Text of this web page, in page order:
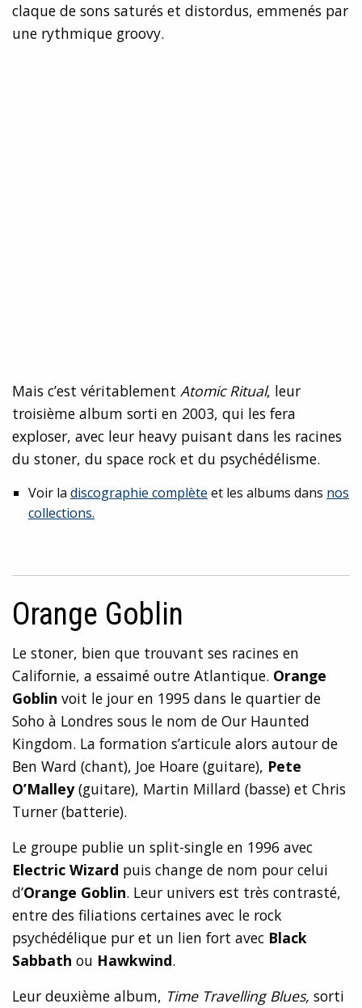
claque de sons saturés et distordus, emmenés par
une rythmique groovy.
Mais c’est véritablement Atomic Ritual, leur
troisième album sorti en 2003, qui les fera
exploser, avec leur heavy puisant dans les racines
du stoner, du space rock et du psychédélisme.
Voir la discographie complète et les albums dans nos
collections.
Orange Goblin
Le stoner, bien que trouvant ses racines en
Californie, a essaimé outre Atlantique. Orange
Goblin voit le jour en 1995 dans le quartier de
Soho à Londres sous le nom de Our Haunted
Kingdom. La formation s’articule alors autour de
Ben Ward (chant), Joe Hoare (guitare), Pete
O’Malley(guitare), Martin Millard (basse) et Chris
Turner (batterie).
Le groupe publie un split-single en 1996 avec
Electric Wizard puis change de nom pour celui
d’Orange Goblin. Leur univers est très contrasté,
entre des filiations certaines avec le rock
psychédélique pur et un lien fort avec Black
Sabbath ou Hawkwind.
Leur deuxième album, Time Travelling Blues, sorti